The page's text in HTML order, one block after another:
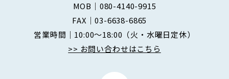
MOB｜ 080-4140-9915
FAX｜03-6638-6865
営業時間｜10:00～18:00 （火・水曜日定休）
>> お問い合わせはこちら